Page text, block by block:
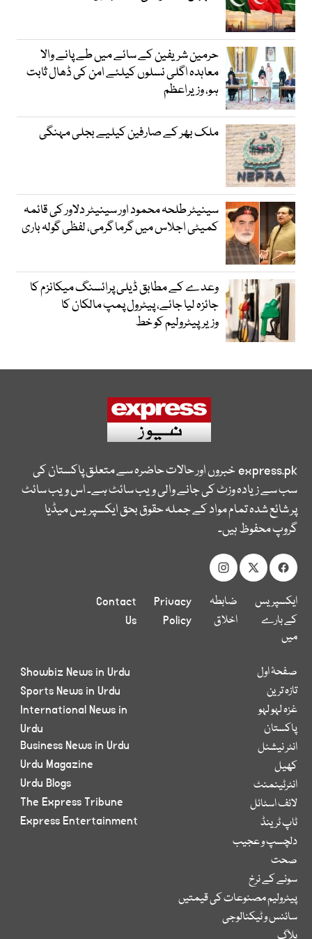
حرمین شریفین کے سائے میں طے پانے والا
معاہدہ اگلی نسلوں کیلئے امن کی ڈھال ثابت
ہو، وزیراعظم
ملک بھر کے صارفین کیلیے بجلی مہنگی
سینیٹر طلحہ محمود اور سینیٹر دلاور کی قائمہ
کمیٹی اجلاس میں گرما گرمی، لفظی گولہ باری
وعدے کے مطابق ڈیلی پرائسنگ میکانزم کا
جائزہ لیا جائے، پیٹرول پمپ مالکان کا
وزیرپیٹرولیم کو خط
express.pkخبروں اور حالات حاضرہ سے متعلق پاکستان کی
سب سے زیادہ وزٹ کی جانے والی ویب سائٹ ہے۔ اس ویب سائٹ
پر شائع شدہ تمام مواد کے جملہ حقوق بحق ایکسپریس میڈیا
گروپ محفوظ ہیں۔
ایکسپریس
کے بارے
میں
ضابطہ
اخلاق
Privacy
Policy
Contact
Us
صفحۂ اول
تازہ ترین
غزہ لہو لہو
پاکستان
انٹر نیشنل
کھیل
انٹرٹینمنٹ
لائف اسٹائل
ٹاپ ٹرینڈ
دلچسپ و عجیب
صحت
سونے کے نرخ
پیٹرولیم مصنوعات کی قیمتیں
سائنس و ٹیکنالوجی
Showbiz News in Urdu
Sports News in Urdu
International News in
Urdu
Business News in Urdu
Urdu Magazine
Urdu Blogs
The Express Tribune
Express Entertainment